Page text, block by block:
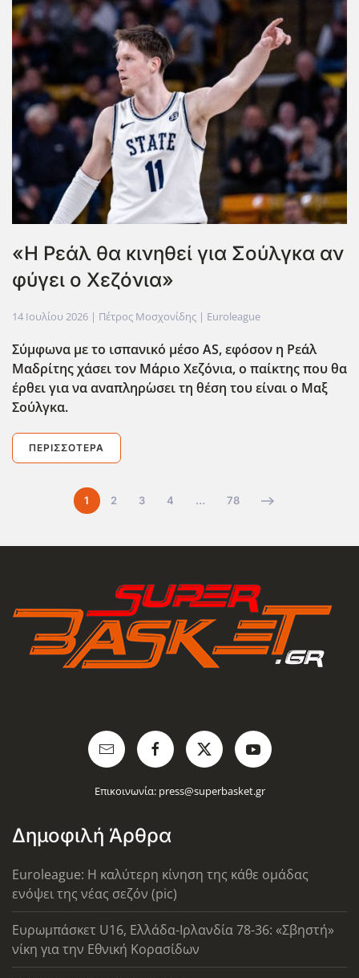
«Η Ρεάλ θα κινηθεί για Σούλγκα αν
φύγει ο Χεζόνια»
14 Ιουλίου 2026 | Πέτρος Μοσχονίδης | Euroleague
Σύμφωνα με το ισπανικό μέσο AS, εφόσον η Ρεάλ
Μαδρίτης χάσει τον Μάριο Χεζόνια, ο παίκτης που θα
έρθει για να αναπληρ΄ωσει τη θέση του είναι ο Μαξ
Σούλγκα.
ΠΕΡΙΣΣΌΤΕΡΑ
1 2 3 4 … 78
Επικοινωνία: press@superbasket.gr
Δημοφιλή Άρθρα
Euroleague: Η καλύτερη κίνηση της κάθε ομάδας
ενόψει της νέας σεζόν (pic)
Ευρωμπάσκετ U16, Ελλάδα-Ιρλανδία 78-36: «Σβηστή»
νίκη για την Εθνική Κορασίδων